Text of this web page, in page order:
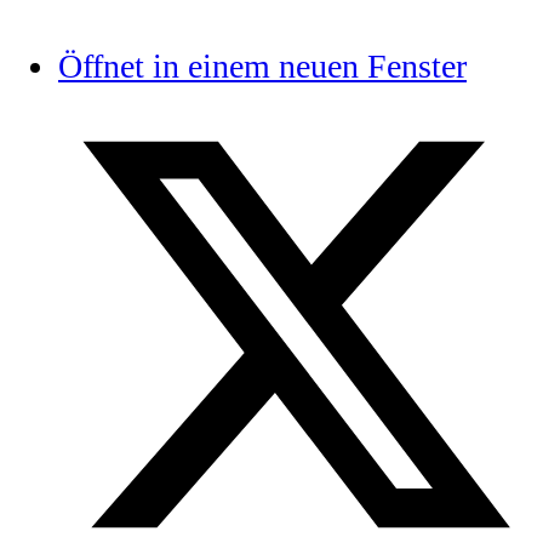
Öffnet in einem neuen Fenster